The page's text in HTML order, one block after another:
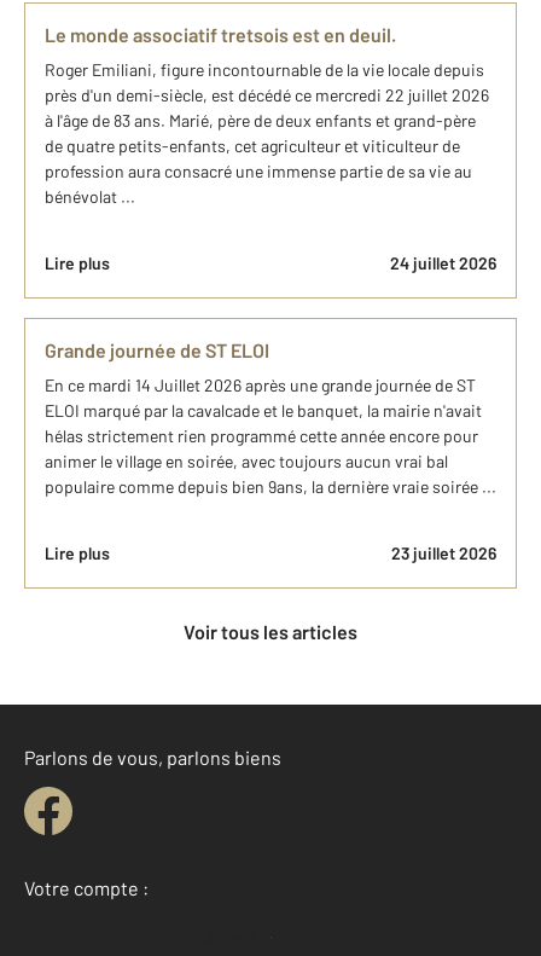
Le monde associatif tretsois est en deuil.
Roger Emiliani, figure incontournable de la vie locale depuis
près d'un demi-siècle, est décédé ce mercredi 22 juillet 2026
à l'âge de 83 ans. Marié, père de deux enfants et grand-père
de quatre petits-enfants, cet agriculteur et viticulteur de
profession aura consacré une immense partie de sa vie au
bénévolat ...
Lire plus 24 juillet 2026
Grande journée de ST ELOI
En ce mardi 14 Juillet 2026 après une grande journée de ST
ELOI marqué par la cavalcade et le banquet, la mairie n'avait
hélas strictement rien programmé cette année encore pour
animer le village en soirée, avec toujours aucun vrai bal
populaire comme depuis bien 9ans, la dernière vraie soirée ...
Lire plus 23 juillet 2026
Voir tous les articles
Parlons de vous, parlons biens
Votre compte :
Accéder à mon compte